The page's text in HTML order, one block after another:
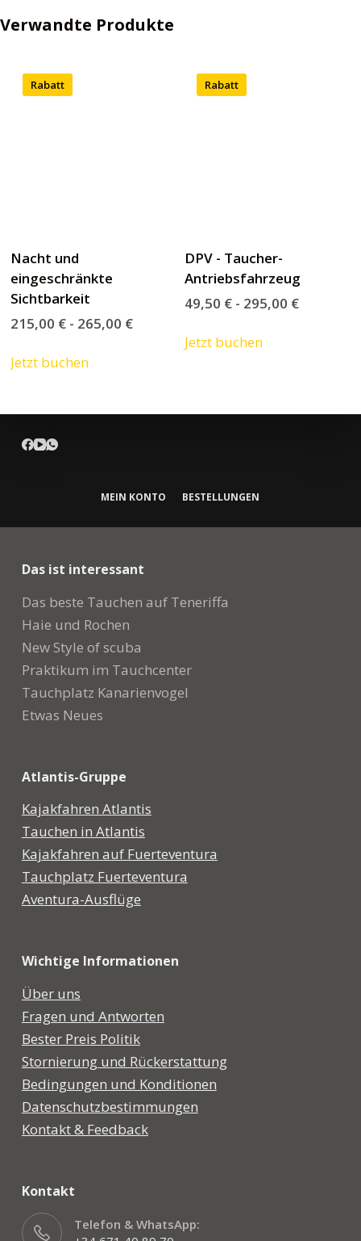
Verwandte Produkte
Rabatt
Nacht und
eingeschränkte
Sichtbarkeit
215,00 € - 265,00 €
Jetzt buchen
Rabatt
DPV - Taucher-
Antriebsfahrzeug
49,50 € - 295,00 €
Jetzt buchen
MEIN KONTO BESTELLUNGEN
Das ist interessant
Das beste Tauchen auf Teneriffa
Haie und Rochen
New Style of scuba
Praktikum im Tauchcenter
Tauchplatz Kanarienvogel
Etwas Neues
Atlantis-Gruppe
Kajakfahren Atlantis
Tauchen in Atlantis
Kajakfahren auf Fuerteventura
Tauchplatz Fuerteventura
Aventura-Ausflüge
Wichtige Informationen
Über uns
Fragen und Antworten
Bester Preis Politik
Stornierung und Rückerstattung
Bedingungen und Konditionen
Datenschutzbestimmungen
Kontakt & Feedback
Kontakt
Telefon & WhatsApp: